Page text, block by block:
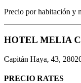
Precio por habitación y
HOTEL MELIA
Capitán Haya, 43,
PRECIO RATES